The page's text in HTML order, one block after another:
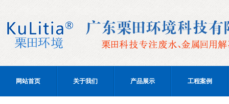
网站首页 关于我们 产品展示 工程案例